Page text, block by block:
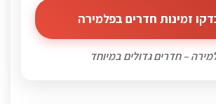
זמינות חדרים בפלמירה
– חדרים גדולים במיוחד